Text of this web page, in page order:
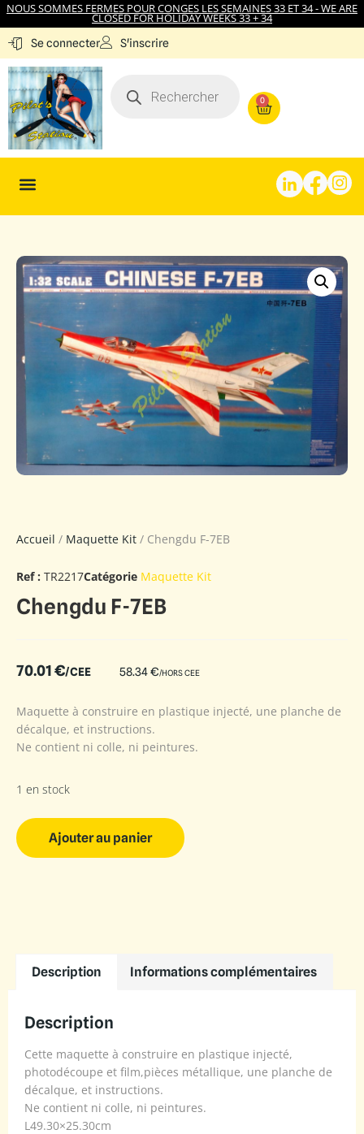
NOUS SOMMES FERMES POUR CONGES LES SEMAINES 33 ET 34 - WE ARE
CLOSED FOR HOLIDAY WEEKS 33 + 34
Se connecter S'inscrire
0
Accueil / Maquette Kit / Chengdu F-7EB
Ref : TR2217Catégorie Maquette Kit
Chengdu F-7EB
70.01€/CEE 58.34€/HORS CEE
Maquette à construire en plastique injecté, une planche de
décalque, et instructions.
Ne contient ni colle, ni peintures.
1 en stock
Ajouter au panier
Description Informations complémentaires
Description
Cette maquette à construire en plastique injecté,
photodécoupe et film,pièces métallique, une planche de
décalque, et instructions.
Ne contient ni colle, ni peintures.
L49.30×25.30cm